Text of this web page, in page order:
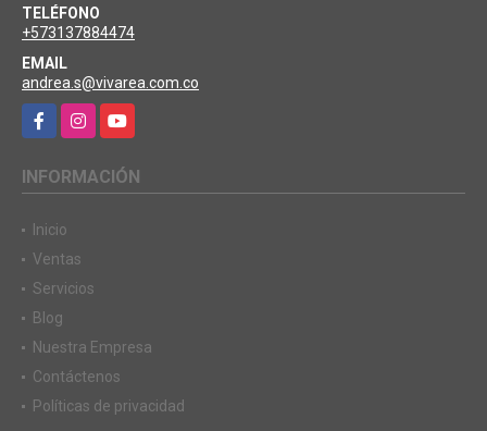
TELÉFONO
+573137884474
EMAIL
andrea.s@vivarea.com.co
FacebookInstagramYouTube
INFORMACIÓN
Inicio
Ventas
Servicios
Blog
Nuestra Empresa
Contáctenos
Políticas de privacidad